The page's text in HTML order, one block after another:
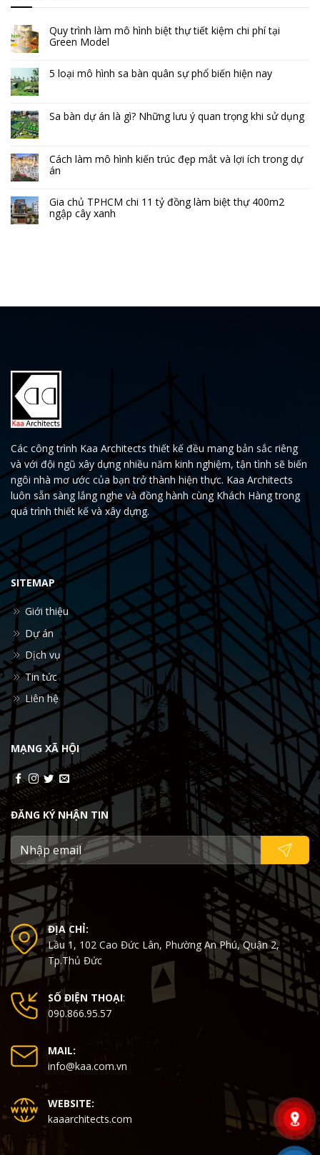
Quy trình làm mô hình biệt thự tiết kiệm chi phí tại
Green Model
5 loại mô hình sa bàn quân sự phổ biến hiện nay
Sa bàn dự án là gì? Những lưu ý quan trọng khi sử dụng
Cách làm mô hình kiến trúc đẹp mắt và lợi ích trong dự
án
Gia chủ TPHCM chi 11 tỷ đồng làm biệt thự 400m2
ngập cây xanh
Các công trình Kaa Architects thiết kế đều mang bản sắc riêng
và với đội ngũ xây dựng nhiều năm kinh nghiệm, tận tình sẽ biến
ngôi nhà mơ ước của bạn trở thành hiện thực. Kaa Architects
luôn sẵn sàng lắng nghe và đồng hành cùng Khách Hàng trong
quá trình thiết kế và xây dựng.
SITEMAP
Giới thiệu
Dự án
Dịch vụ
Tin tức
Liên hệ
MẠNG XÃ HỘI
ĐĂNG KÝ NHẬN TIN
ĐỊA CHỈ:
Lầu 1, 102 Cao Đức Lân, Phường An Phú, Quận 2,
Tp.Thủ Đức
SỐ ĐIỆN THOẠI:
090.866.95.57
MAIL:
info@kaa.com.vn
WEBSITE:
kaaarchitects.com